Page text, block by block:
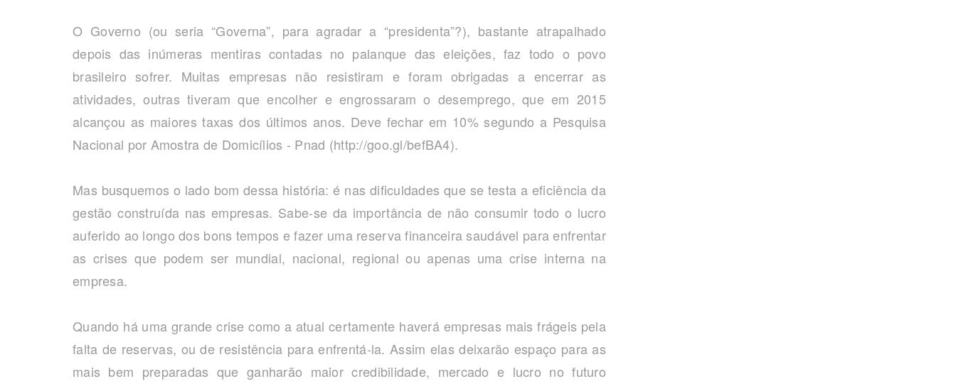
O Governo (ou seria “Governa”, para agradar a “presidenta”?), bastante atrapalhado
depois das inúmeras mentiras contadas no palanque das eleições, faz todo o povo
brasileiro sofrer. Muitas empresas não resistiram e foram obrigadas a encerrar as
atividades, outras tiveram que encolher e engrossaram o desemprego, que em 2015
alcançou as maiores taxas dos últimos anos. Deve fechar em 10% segundo a Pesquisa
Nacional por Amostra de Domicílios - Pnad (http://goo.gl/befBA4).
Mas busquemos o lado bom dessa história: é nas dificuldades que se testa a eficiência da
gestão construída nas empresas. Sabe-se da importância de não consumir todo o lucro
auferido ao longo dos bons tempos e fazer uma reserva financeira saudável para enfrentar
as crises que podem ser mundial, nacional, regional ou apenas uma crise interna na
empresa.
Quando há uma grande crise como a atual certamente haverá empresas mais frágeis pela
falta de reservas, ou de resistência para enfrentá-la. Assim elas deixarão espaço para as
mais bem preparadas que ganharão maior credibilidade, mercado e lucro no futuro